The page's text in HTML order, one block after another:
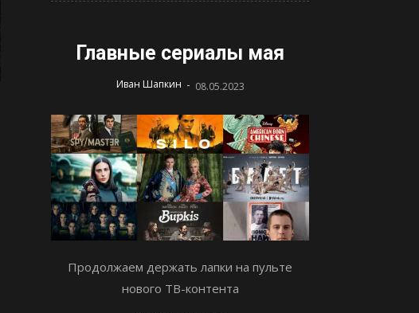
Главные сериалы мая
Иван Шапкин - 08.05.2023
Продолжаем держать лапки на пульте
нового ТВ-контента